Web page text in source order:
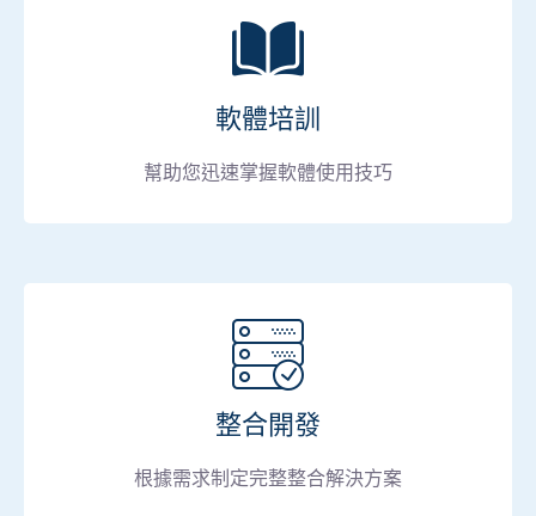
軟體培訓
幫助您迅速掌握軟體使用技巧
整合開發
根據需求制定完整整合解決方案